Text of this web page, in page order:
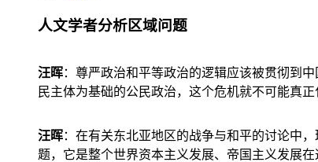
人文学者分析区域问题
汪晖：尊严政治和平等政治的逻辑应该被贯彻到
民主体为基础的公民政治，这个危机就不可能真正
汪晖：在有关东北亚地区的战争与和平的讨论中
题，它是整个世界资本主义发展、帝国主义发展在